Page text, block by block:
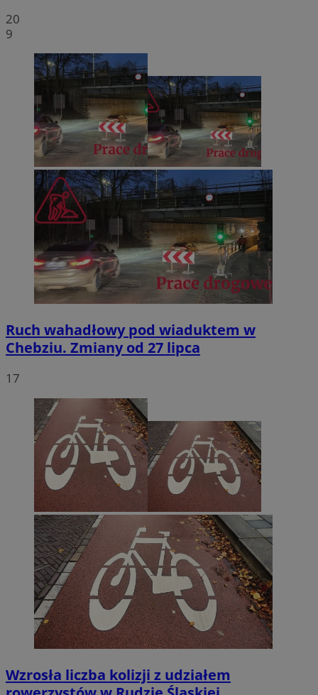
20
9
Ruch wahadłowy pod wiaduktem w
Chebziu. Zmiany od 27 lipca
17
Wzrosła liczba kolizji z udziałem